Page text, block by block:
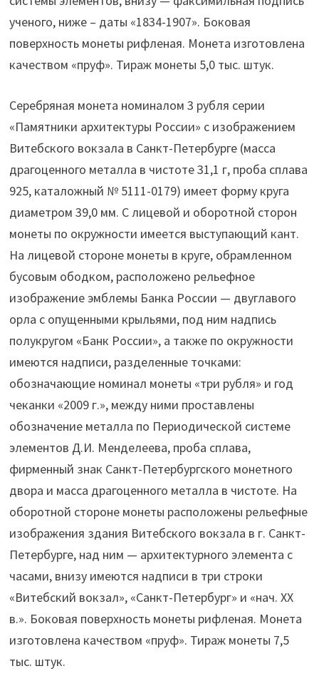
ученого, ниже – даты «1834-1907». Боковая
поверхность монеты рифленая. Монета изготовлена
качеством «пруф». Тираж монеты 5,0 тыс. штук.
Серебряная монета номиналом 3 рубля серии
«Памятники архитектуры России» с изображением
Витебского вокзала в Санкт-Петербурге (масса
драгоценного металла в чистоте 31,1 г, проба сплава
925, каталожный № 5111-0179) имеет форму круга
диаметром 39,0 мм. С лицевой и оборотной сторон
монеты по окружности имеется выступающий кант.
На лицевой стороне монеты в круге, обрамленном
бусовым ободком, расположено рельефное
изображение эмблемы Банка России — двуглавого
орла с опущенными крыльями, под ним надпись
полукругом «Банк России», а также по окружности
имеются надписи, разделенные точками:
обозначающие номинал монеты «три рубля» и год
чеканки «2009 г.», между ними проставлены
обозначение металла по Периодической системе
элементов Д.И. Менделеева, проба сплава,
фирменный знак Санкт-Петербургского монетного
двора и масса драгоценного металла в чистоте. На
оборотной стороне монеты расположены рельефные
изображения здания Витебского вокзала в г. Санкт-
Петербурге, над ним — архитектурного элемента с
часами, внизу имеются надписи в три строки
«Витебский вокзал», «Санкт-Петербург» и «нач. XX
в.». Боковая поверхность монеты рифленая. Монета
изготовлена качеством «пруф». Тираж монеты 7,5
тыс. штук.